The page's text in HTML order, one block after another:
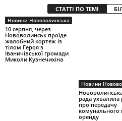
СТАТТІ ПО ТЕМІ
Новини Нововолинська
10 серпня, через
Нововолинськ проїде
жалобний кортеж із
тілом Героя з
Іваничівської громади
Миколи Кузнечихіна
Новини
рада ухвалила
про передачу
комунального
оренду